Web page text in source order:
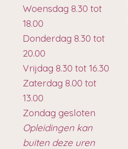
Woensdag 8.30 tot
18.00
Donderdag 8.30 tot
20.00
Vrijdag 8.30 tot 16.30
Zaterdag 8.00 tot
13.00
Zondag gesloten
Opleidingen kan
buiten deze uren